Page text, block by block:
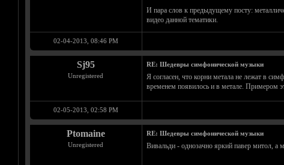
И пара слов к предыдущему посту:
видео данной тематики.
02-04-2013, 08:46 PM
Sj95
Unregistered
RE: Шедевры симфонической музыки
Я согласен, что корни метала не лежат в
временем появилось и в метале. Примером
02-05-2013, 02:58 PM
Ptomaine
Unregistered
RE: Шедевры симфонической музыки
Вивальди - однозачно яркий павер митол, а